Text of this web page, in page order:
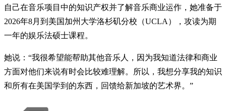
自己在音乐项目中的知识产权并了解音乐商业运作，她准备于
2026年8月到美国加州大学洛杉矶分校（UCLA），攻读为期
一年的娱乐法硕士课程。
她说：“我很希望能帮助其他音乐人，因为我知道法律和商业
方面对他们来说有时会比较难理解。所以，我想分享我的知识
和所有在美国学到的东西，回馈给新加坡的艺术界。”